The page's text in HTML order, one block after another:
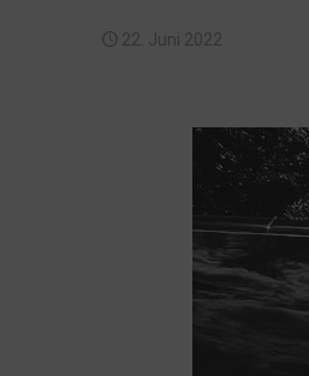
22. Juni 2022